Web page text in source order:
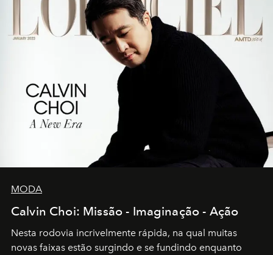
MODA
Calvin Choi: Missão - Imaginação - Ação
Nesta rodovia incrivelmente rápida, na qual muitas
novas faixas estão surgindo e se fundindo enquanto